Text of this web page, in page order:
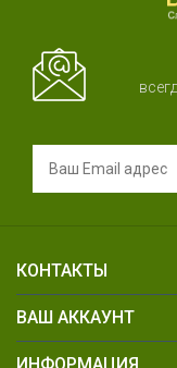
КОНТАКТЫ
ВАШ АККАУНТ
ИНФОРМАЦИЯ